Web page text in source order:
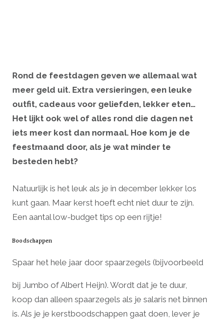
Rond de feestdagen geven we allemaal wat
meer geld uit. Extra versieringen, een leuke
outfit, cadeaus voor geliefden, lekker eten…
Het lijkt ook wel of alles rond die dagen net
iets meer kost dan normaal. Hoe kom je de
feestmaand door, als je wat minder te
besteden hebt?
Natuurlijk is het leuk als je in december lekker los
kunt gaan. Maar kerst hoeft echt niet duur te zijn.
Een aantal low-budget tips op een rijtje!
Boodschappen
Spaar het hele jaar door spaarzegels (bijvoorbeeld
bij Jumbo of Albert Heijn). Wordt dat je te duur,
koop dan alleen spaarzegels als je salaris net binnen
is. Als je je kerstboodschappen gaat doen, lever je